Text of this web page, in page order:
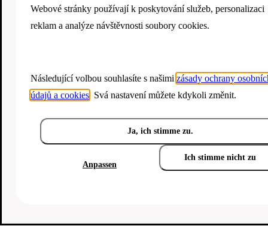
Webové stránky používají k poskytování služeb, personalizaci
reklam a analýze návštěvnosti soubory cookies.
Následující volbou souhlasíte s našimi zásady ochrany
údajů a cookies . Svá nastavení můžete kdykoli změnit.
Ja, ich stimme zu.
Anpassen
Ich stimme nicht zu